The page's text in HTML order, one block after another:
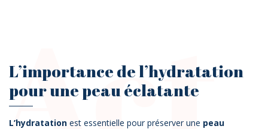
Act
L’importance de l’hydratation
pour une peau éclatante
L’hydratation est essentielle pour préserver une peau